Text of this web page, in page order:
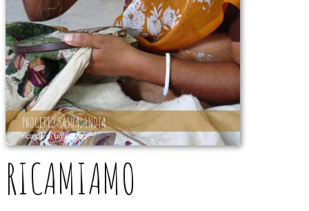
RICAMIAMO